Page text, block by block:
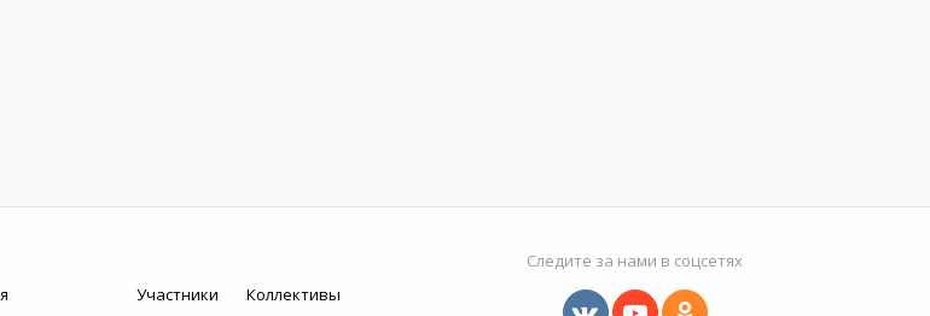
Участники
Коллективы
Следите за нами в соцсетях